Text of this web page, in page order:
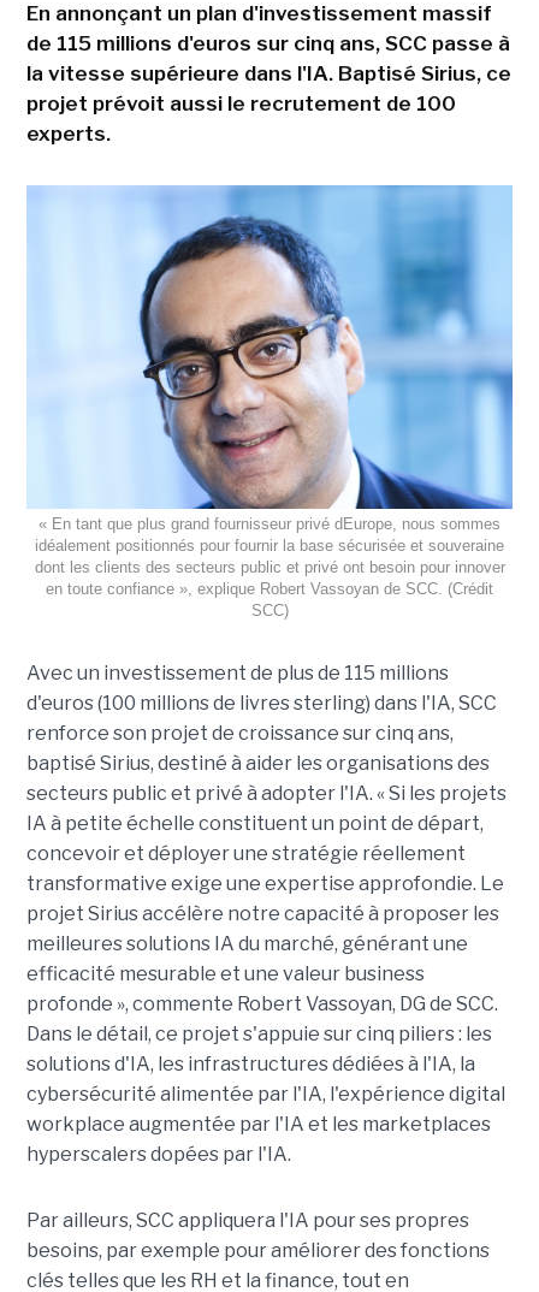
En annonçant un plan d'investissement massif
de 115 millions d'euros sur cinq ans, SCC passe à
la vitesse supérieure dans l'IA. Baptisé Sirius, ce
projet prévoit aussi le recrutement de 100
experts.
« En tant que plus grand fournisseur privé dEurope, nous sommes
idéalement positionnés pour fournir la base sécurisée et souveraine
dont les clients des secteurs public et privé ont besoin pour innover
en toute confiance », explique Robert Vassoyan de SCC. (Crédit
SCC)
Avec un investissement de plus de 115 millions
d'euros (100 millions de livres sterling) dans l'IA, SCC
renforce son projet de croissance sur cinq ans,
baptisé Sirius, destiné à aider les organisations des
secteurs public et privé à adopter l'IA. « Si les projets
IA à petite échelle constituent un point de départ,
concevoir et déployer une stratégie réellement
transformative exige une expertise approfondie. Le
projet Sirius accélère notre capacité à proposer les
meilleures solutions IA du marché, générant une
efficacité mesurable et une valeur business
profonde », commente Robert Vassoyan, DG de SCC.
Dans le détail, ce projet s'appuie sur cinq piliers : les
solutions d'IA, les infrastructures dédiées à l'IA, la
cybersécurité alimentée par l'IA, l'expérience digital
workplace augmentée par l'IA et les marketplaces
hyperscalers dopées par l'IA.
Par ailleurs, SCC appliquera l'IA pour ses propres
besoins, par exemple pour améliorer des fonctions
clés telles que les RH et la finance, tout en